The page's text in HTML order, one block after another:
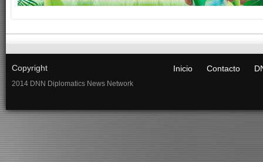
Copyright
2014 DNN Diplomatics News Network
Inicio Contacto